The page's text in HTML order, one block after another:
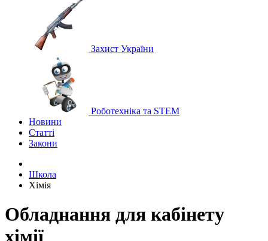
Захист України
Роботехніка та STEM
Новини
Статті
Закони
Школа
Хімія
Обладнання для кабінету
хімії